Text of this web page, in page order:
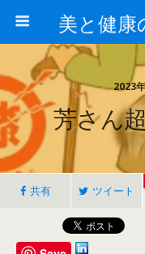
2023
芳さん
共有 ツイート